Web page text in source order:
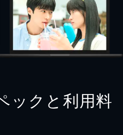
ックと利用料